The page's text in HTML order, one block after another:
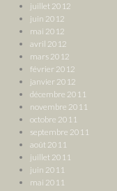
juillet 2012
juin 2012
mai 2012
avril 2012
mars 2012
février 2012
janvier 2012
décembre 2011
novembre 2011
octobre 2011
septembre 2011
août 2011
juillet 2011
juin 2011
mai 2011